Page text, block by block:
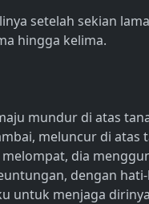
setelah sekian
hingga kelima.
mundur di atas
meluncur di atas
dia
dengan
untuk menjaga